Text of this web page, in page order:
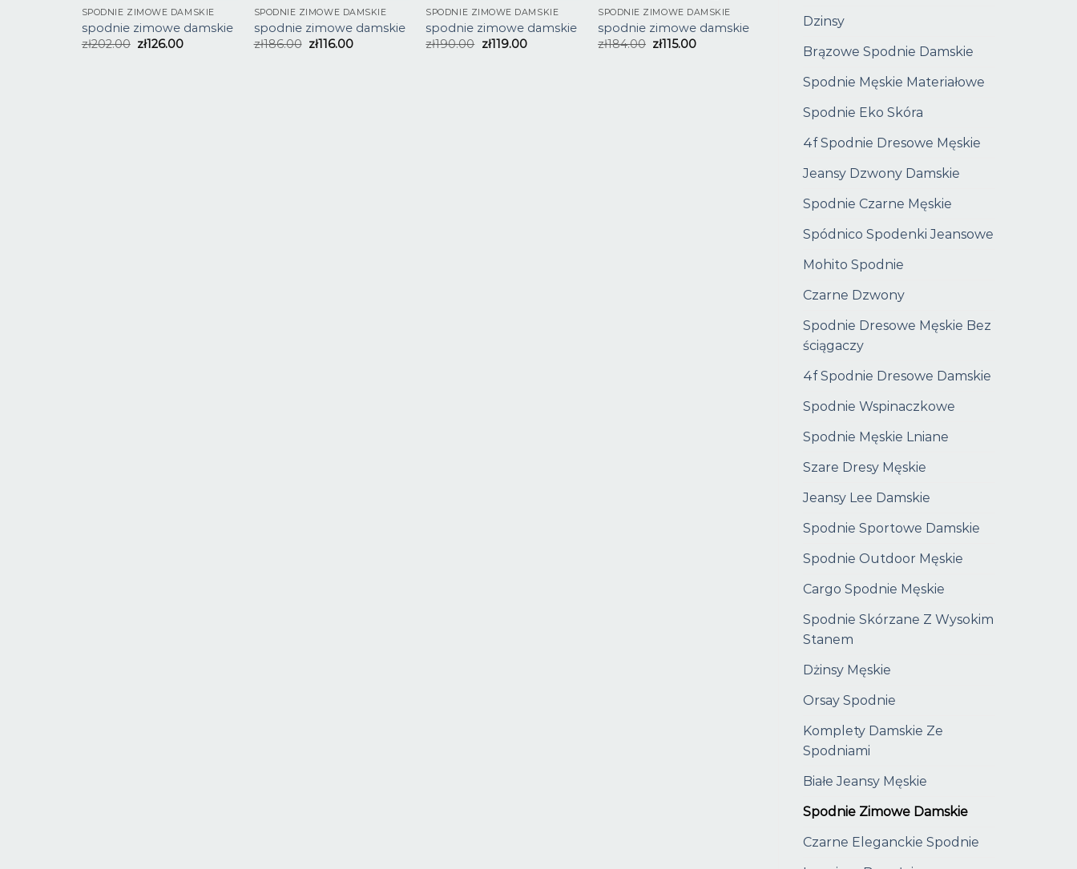
Dzinsy
Brązowe Spodnie Damskie
Spodnie Męskie Materiałowe
Spodnie Eko Skóra
4f Spodnie Dresowe Męskie
Jeansy Dzwony Damskie
Spodnie Czarne Męskie
Spódnico Spodenki Jeansowe
Mohito Spodnie
Czarne Dzwony
Spodnie Dresowe Męskie Bez
ściągaczy
4f Spodnie Dresowe Damskie
Spodnie Wspinaczkowe
Spodnie Męskie Lniane
Szare Dresy Męskie
Jeansy Lee Damskie
Spodnie Sportowe Damskie
Spodnie Outdoor Męskie
Cargo Spodnie Męskie
Spodnie Skórzane Z Wysokim
Stanem
Dżinsy Męskie
Orsay Spodnie
Komplety Damskie Ze
Spodniami
Białe Jeansy Męskie
Spodnie Zimowe Damskie
Czarne Eleganckie Spodnie
SPODNIE ZIMOWE DAMSKIE
spodnie zimowe damskie
zł202.00 zł126.00
SPODNIE ZIMOWE DAMSKIE
spodnie zimowe damskie
zł186.00 zł116.00
SPODNIE ZIMOWE DAMSKIE
spodnie zimowe damskie
zł190.00 zł119.00
SPODNIE ZIMOWE DAMSKIE
spodnie zimowe damskie
zł184.00 zł115.00